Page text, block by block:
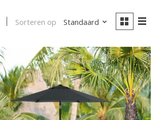
Sorteren op Standaard